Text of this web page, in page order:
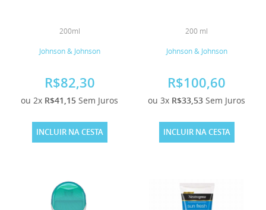
200ml
Johnson & Johnson
R$82,30
ou 2x R$41,15 Sem Juros
INCLUIR NA CESTA
200 ml
Johnson & Johnson
R$100,60
ou 3x R$33,53 Sem Juros
INCLUIR NA CESTA